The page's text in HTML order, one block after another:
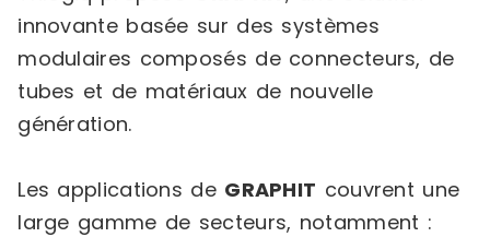
innovante basée sur des systèmes
modulaires composés de connecteurs, de
tubes et de matériaux de nouvelle
génération.
Les applications de GRAPHIT couvrent une
large gamme de secteurs, notamment :